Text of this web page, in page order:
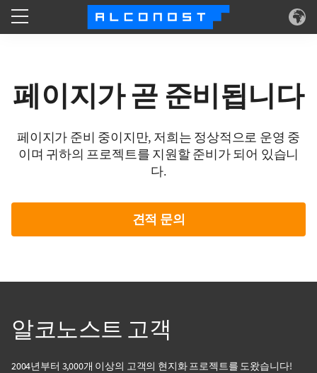
고객 사례
기술
페이지가 곧 준비됩니다
페이지가 준비 중이지만, 저희는 정상적으로 운영 중
이며 귀하의 프로젝트를 지원할 준비가 되어 있습니
다.
견적 문의
알코노스트 고객
2004년부터 3,000개 이상의 고객의 현지화 프로젝트를 도왔습니다!